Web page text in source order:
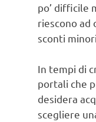
po’ difficile
riescono ad
sconti
In tempi di
portali che
desidera
scegliere